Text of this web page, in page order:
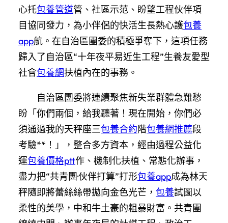
心托包養管道管、社區示范、盼望工程伙伴項
目協同發力，為小伴侶的快活生長熱心護包養
app航。在自治區團委的積極爭奪下，這項任務
歸入了自治區“十年夜平易近生工程”生養友愛型
社會包養網扶植內在的事務。
自治區團委將連續聚焦新失業群體急難愁
盼「你們兩個，給我聽著！現在開始，你們必
須通過我的天秤座三包養合約階包養網推薦段
考驗**！」，整合多方資本，經由過程公益化
運包養價格ptt作、機制化扶植、常態化辦事，
盡力把“共青團·伙伴打算”打形包養app成為林天
秤隨即將蕾絲絲帶拋向金色光芒， 包養試圖以
柔性的美學，中和牛土豪的粗暴財富。共青團